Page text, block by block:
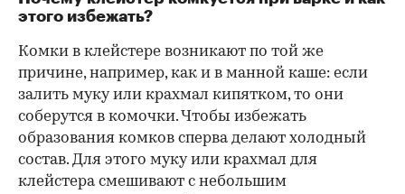
этого избежать?
Комки в клейстере возникают по той же
причине, например, как и в манной каше: если
залить муку или крахмал кипятком, то они
соберутся в комочки. Чтобы избежать
образования комков сперва делают холодный
состав. Для этого муку или крахмал для
клейстера смешивают с небольшим